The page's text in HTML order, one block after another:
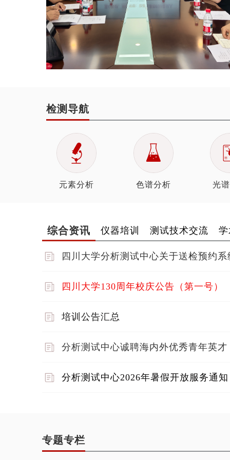
检测导航
元素分析 色谱分析 光
综合资讯 仪器培训 测试技术交流
四川大学分析测试中心关于送检预约
四川大学130周年校庆公告（第一号）
培训公告汇总
分析测试中心诚聘海内外优秀青年英才
分析测试中心2026年暑假开放服务通知
专题专栏